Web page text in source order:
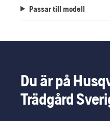
Passar till modell
Du är på
Trädgård